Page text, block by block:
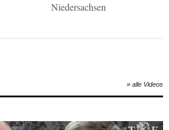
Niedersachsen
» alle Videos